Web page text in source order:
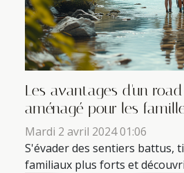
Les avantages d'un
aménagé pour les
Mardi 2 avril 2024 01:06
S'évader des sentiers battus,
familiaux plus forts et